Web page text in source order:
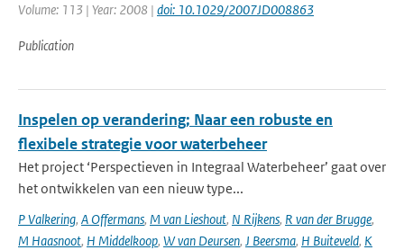
Volume: 113 | Year: 2008 | doi: 10.1029/2007JD008863
Publication
Inspelen op verandering; Naar een robuste en
flexibele strategie voor waterbeheer
Het project ‘Perspectieven in Integraal Waterbeheer’ gaat over
het ontwikkelen van een nieuw type...
P Valkering, A Offermans, M van Lieshout, N Rijkens, R van der Brugge,
M Haasnoot, H Middelkoop, W van Deursen, J Beersma, H Buiteveld, K